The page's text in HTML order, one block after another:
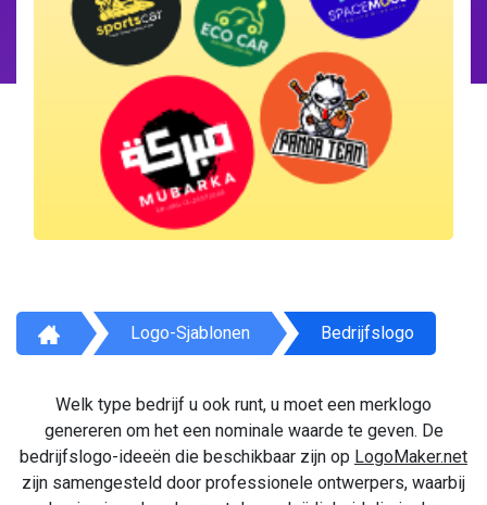
Logo-Sjablonen Bedrijfslogo
Welk type bedrijf u ook runt, u moet een merklogo
genereren om het een nominale waarde te geven. De
bedrijfslogo-ideeën die beschikbaar zijn op LogoMaker.net
zijn samengesteld door professionele ontwerpers, waarbij